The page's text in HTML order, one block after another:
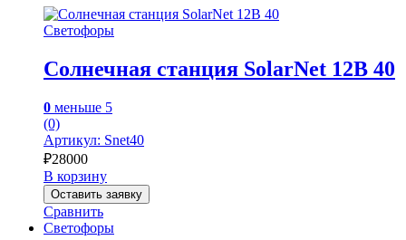
Светофоры
Солнечная станция SolarNet 12В 40
0 меньше 5
(0)
Артикул: Snet40
₽28000
В корзину
Оставить заявку
Сравнить
Светофоры